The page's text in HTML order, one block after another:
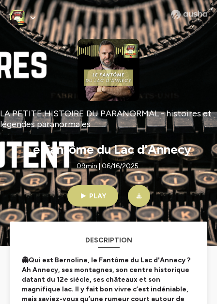
LA PETITE HISTOIRE DU PARANORMAL - histoires et
légendes paranormales
Le Fantôme du Lac d'Annecy
09min | 06/16/2025
PLAY
DESCRIPTION
👻Qui est Bernoline, le Fantôme du Lac d'Annecy ?
Ah Annecy, ses montagnes, son centre historique
datant du 12e siècle, ses châteaux et son
magnifique lac. Il y fait bon vivre c’est indéniable,
mais saviez-vous qu’une rumeur court autour de